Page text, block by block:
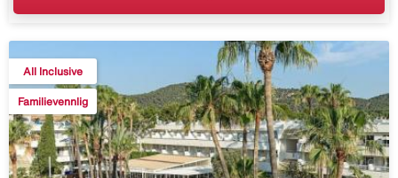
All Inclusive
Familievennlig